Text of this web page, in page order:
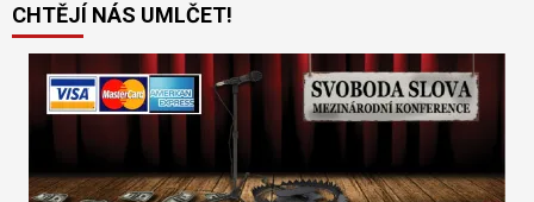
CHTĚJÍ NÁS UMLČET!